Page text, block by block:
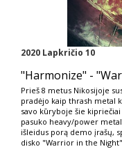
2020 Lapkričio 10
"Harmonize" -
Prieš 8 metus Nikosijoje
pradėjo kaip thrash metal
savo kūryboje šie
pasuko heavy/power
išleidus porą demo įrašų,
disko "Warrior in the